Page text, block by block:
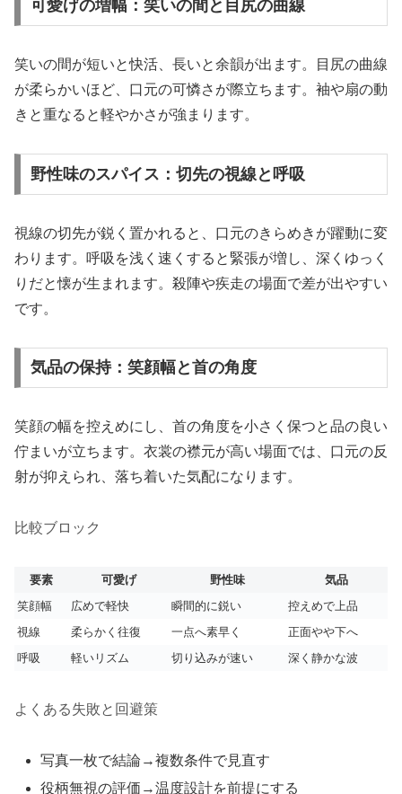
可愛げの増幅：笑いの間と目尻の曲線
笑いの間が短いと快活、長いと余韻が出ます。目尻の曲線
が柔らかいほど、口元の可憐さが際立ちます。袖や扇の動
きと重なると軽やかさが強まります。
野性味のスパイス：切先の視線と呼吸
視線の切先が鋭く置かれると、口元のきらめきが躍動に変
わります。呼吸を浅く速くすると緊張が増し、深くゆっく
りだと懐が生まれます。殺陣や疾走の場面で差が出やすい
です。
気品の保持：笑顔幅と首の角度
笑顔の幅を控えめにし、首の角度を小さく保つと品の良い
佇まいが立ちます。衣裳の襟元が高い場面では、口元の反
射が抑えられ、落ち着いた気配になります。
比較ブロック
要素 可愛げ 野性味
気品
笑顔幅
広めで軽快 瞬間的に鋭い
控えめで上品
視線
柔らかく往復 一点へ素早く
正面やや下へ
呼吸
軽いリズム 切り込みが速い 深く静かな波
よくある失敗と回避策
写真一枚で結論→複数条件で見直す
役柄無視の評価→温度設計を前提にする